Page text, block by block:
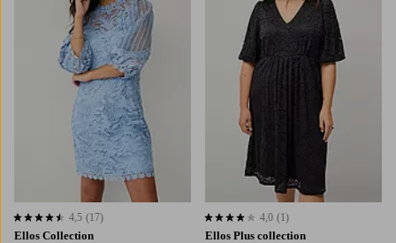
Ellos Collection
4,5 op basis van 17 beoordelingen
4,5 (17)
Ellos Plus collection
4,0 op basis van 1 beoordelingen
4,0 (1)